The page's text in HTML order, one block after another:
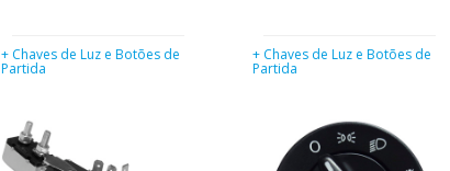
+ Chaves de Luz e Botões de
Partida
+ Chaves de Luz e Botões de
Partida